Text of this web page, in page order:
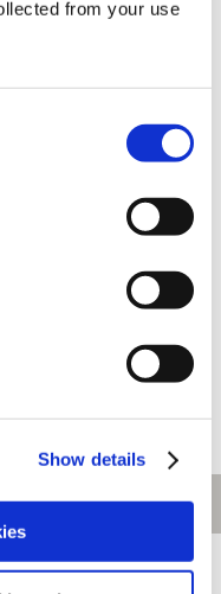
from your use
Show details
CUP 11 Tシャツ L
CUP 11 Tシャツ XL
8,000円(税込)
ます